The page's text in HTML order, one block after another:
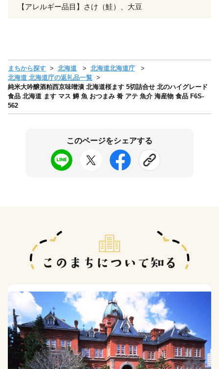
【アレルギー品目】さけ（鮭）、大豆
まちから探す 北海道
北海道北海道庁
北海道 北海道庁の返礼品一覧
純米大吟醸酒粕西京味噌漬 北海道桜ます 5切詰合せ 北のハイグレード
食品 北海道 ます マス 鱒 魚 おつまみ 肴 アテ 魚介 海産物 食品 F6S-
562
このページをシェアする